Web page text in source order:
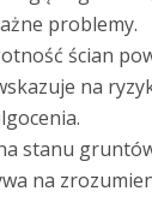
problemy.
ścian
na
stanu
na